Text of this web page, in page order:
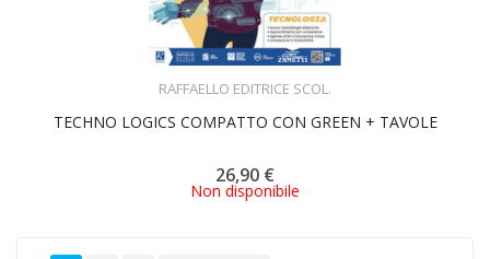
RAFFAELLO EDITRICE SCOL.
TECHNO LOGICS COMPATTO CON GREEN + TAVOLE
26,90 €
Non disponibile